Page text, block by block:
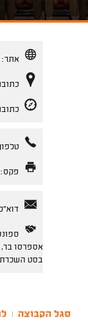
אתר:
טלפון: 02-
פקס: 02-6241441
אספרסו בר,
בסט השכרת
סגל הקבוצה